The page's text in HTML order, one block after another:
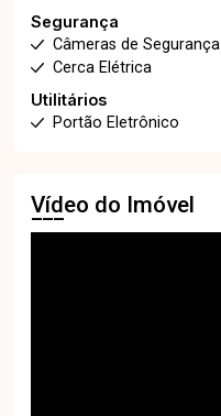
Segurança
Câmeras de Segurança
Cerca Elétrica
Utilitários
Portão Eletrônico
Vídeo do Imóvel